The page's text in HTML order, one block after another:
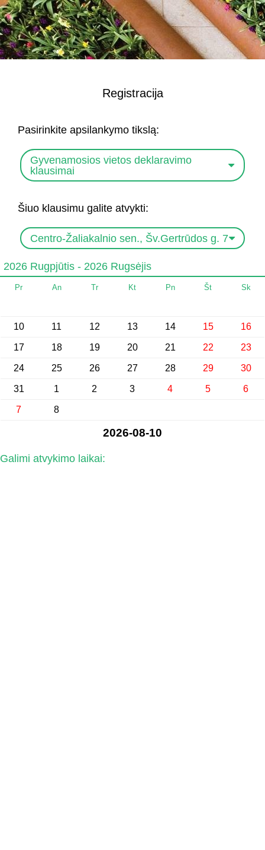
Registracija
Pasirinkite apsilankymo tikslą:
Gyvenamosios vietos deklaravimo
klausimai
Šiuo klausimu galite atvykti:
Centro-Žaliakalnio sen., Šv.Gertrūdos g. 7
2026 Rugpjūtis - 2026 Rugsėjis
Pr An Tr Kt Pn Št Sk
10 11 12 13 14 15 16
17 18 19 20 21 22 23
24 25 26 27 28 29 30
31 1 2 3 4 5 6
7 8
2026-08-10
Galimi atvykimo laikai: